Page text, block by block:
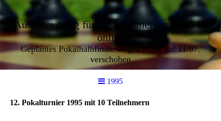
Ausschreibung für die Stadtmeisterschaft ist
online
Geplantes Pokalhalbfinale wegen Hitze auf 11.07.
verschoben
1995
12. Pokalturnier 1995 mit 10 Teilnehmern